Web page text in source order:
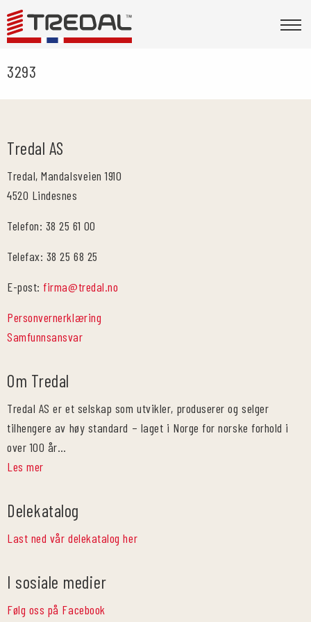
3293
Tredal AS
Tredal, Mandalsveien 1910
4520 Lindesnes
Telefon: 38 25 61 00
Telefax: 38 25 68 25
E-post:firma@tredal.no
Personvernerklæring
Samfunnsansvar
Om Tredal
Tredal AS er et selskap som utvikler, produserer og selger
tilhengere av høy standard – laget i Norge for norske forhold i
over 100 år…
Les mer
Delekatalog
Last ned vår delekatalog her
I sosiale medier
Følg oss på Facebook